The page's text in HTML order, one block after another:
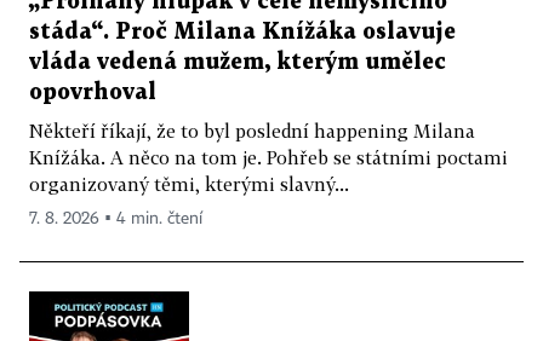
stáda“. Proč Milana Knížáka oslavuje
vláda vedená mužem, kterým umělec
opovrhoval
Někteří říkají, že to byl poslední happening Milana
Knížáka. A něco na tom je. Pohřeb se státními poctami
organizovaný těmi, kterými slavný...
7. 8. 2026 ▪ 4 min. čtení